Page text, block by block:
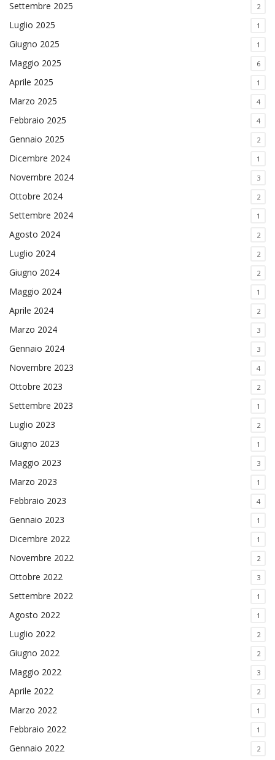
Settembre 2025 2
Luglio 2025 1
Giugno 2025 1
Maggio 2025 6
Aprile 2025 1
Marzo 2025 4
Febbraio 2025 4
Gennaio 2025 2
Dicembre 2024 1
Novembre 2024 3
Ottobre 2024 2
Settembre 2024 1
Agosto 2024 2
Luglio 2024 2
Giugno 2024 2
Maggio 2024 1
Aprile 2024 2
Marzo 2024 3
Gennaio 2024 3
Novembre 2023 4
Ottobre 2023 2
Settembre 2023 1
Luglio 2023 2
Giugno 2023 1
Maggio 2023 3
Marzo 2023 1
Febbraio 2023 4
Gennaio 2023 1
Dicembre 2022 1
Novembre 2022 2
Ottobre 2022 3
Settembre 2022 1
Agosto 2022 1
Luglio 2022 2
Giugno 2022 2
Maggio 2022 3
Aprile 2022 2
Marzo 2022 1
Febbraio 2022 1
Gennaio 2022 2